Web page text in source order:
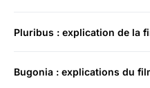
Pluribus : explication de la
Bugonia : explications du